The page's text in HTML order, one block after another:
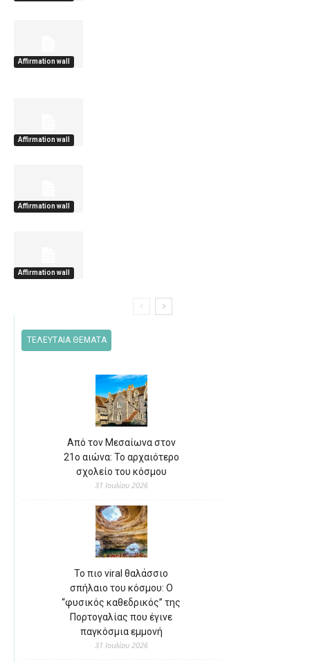
Affirmation wall
Affirmation wall
Affirmation wall
Affirmation wall
ΤΕΛΕΥΤΑΙΑ ΘΕΜΑΤΑ
Από τον Μεσαίωνα στον
21ο αιώνα: Το αρχαιότερο
σχολείο του κόσμου
31 Ιουλίου 2026
Το πιο viral θαλάσσιο
σπήλαιο του κόσμου: Ο
“φυσικός καθεδρικός” της
Πορτογαλίας που έγινε
παγκόσμια εμμονή
31 Ιουλίου 2026